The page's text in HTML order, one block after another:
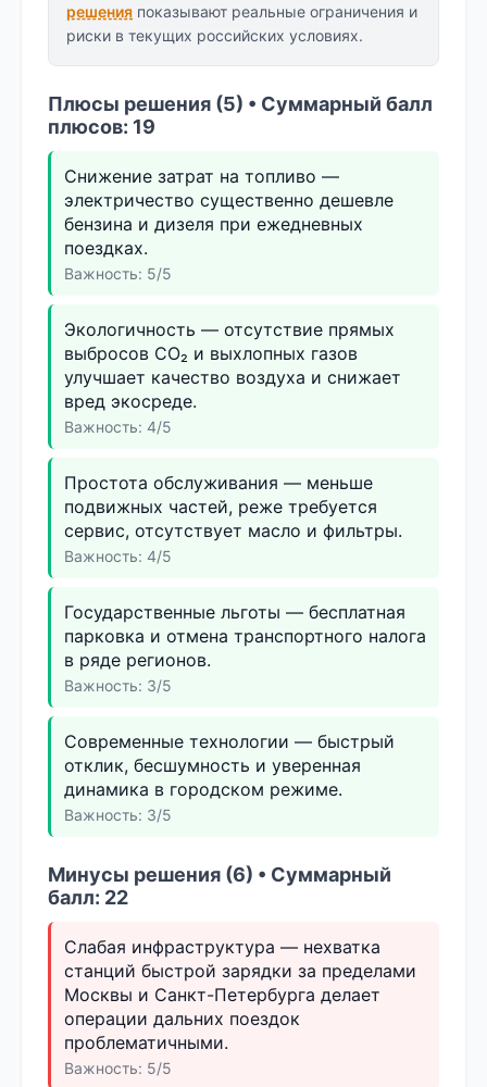
решения показывают реальные ограничения и
риски в текущих российских условиях.
Плюсы решения (5) • Суммарный балл
плюсов: 19
Снижение затрат на топливо —
электричество существенно дешевле
бензина и дизеля при ежедневных
поездках.
Важность: 5/5
Экологичность — отсутствие прямых
выбросов CO₂ и выхлопных газов
улучшает качество воздуха и снижает
вред экосреде.
Важность: 4/5
Простота обслуживания — меньше
подвижных частей, реже требуется
сервис, отсутствует масло и фильтры.
Важность: 4/5
Государственные льготы — бесплатная
парковка и отмена транспортного налога
в ряде регионов.
Важность: 3/5
Современные технологии — быстрый
отклик, бесшумность и уверенная
динамика в городском режиме.
Важность: 3/5
Минусы решения (6) • Суммарный
балл: 22
Слабая инфраструктура — нехватка
станций быстрой зарядки за пределами
Москвы и Санкт-Петербурга делает
операции дальних поездок
проблематичными.
Важность: 5/5